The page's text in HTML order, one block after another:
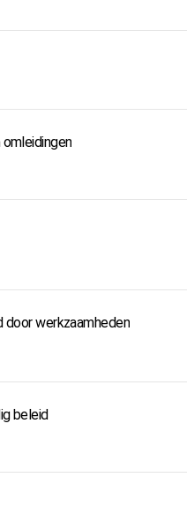
door werkzaamheden
beleid